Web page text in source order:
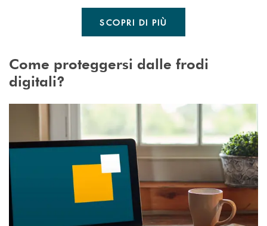
SCOPRI DI PIÙ
Come proteggersi dalle frodi
digitali?